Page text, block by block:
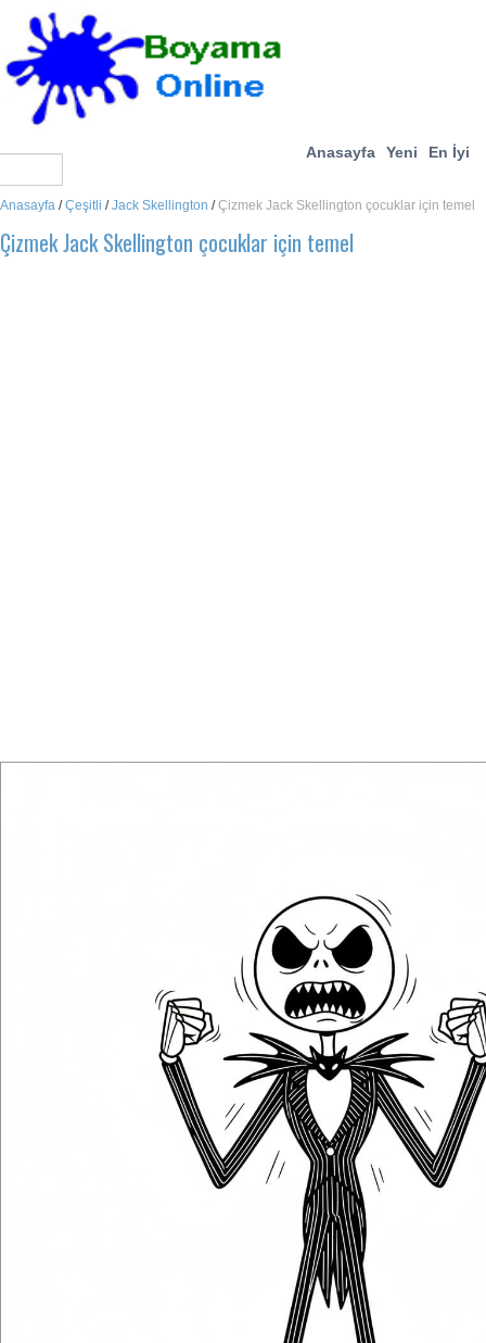
Anasayfa Yeni En İyi
Anasayfa /Çeşitli /Jack Skellington /Çizmek Jack Skellington çocuklar için temel
Çizmek Jack Skellington çocuklar için temel